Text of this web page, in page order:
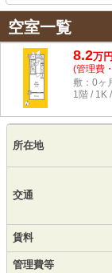
空室一覧
8.2万円
(管理費
敷：0ヶ
1階 / 1K
所在地
交通
賃料
管理費等